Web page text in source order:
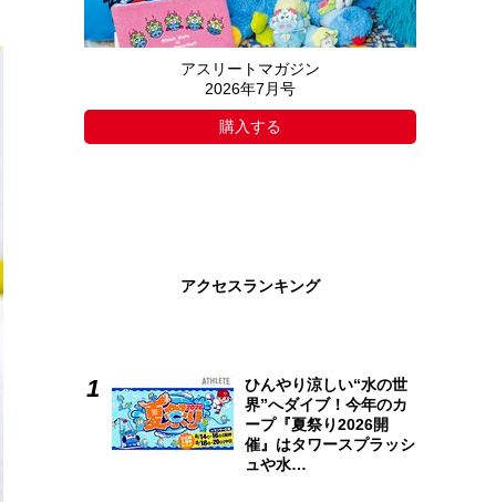
アスリートマガジン
2026年7月号
購入する
アクセスランキング
ひんやり涼しい“水の世
界”へダイブ！今年のカ
ープ『夏祭り2026開
催』はタワースプラッシ
ュや水…